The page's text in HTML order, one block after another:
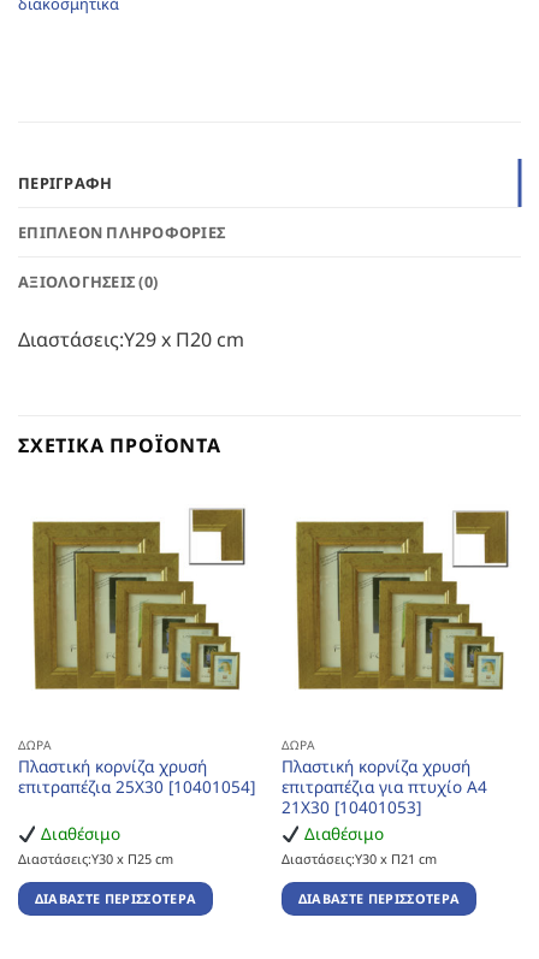
ΠΕΡΙΓΡΑΦΉ
ΕΠΙΠΛΈΟΝ ΠΛΗΡΟΦΟΡΊΕΣ
ΑΞΙΟΛΟΓΉΣΕΙΣ (0)
Διαστάσεις:Υ29 x Π20 cm
ΣΧΕΤΙΚΆ ΠΡΟΪΌΝΤΑ
ΔΏΡΑ
Πλαστική κορνίζα χρυσή
επιτραπέζια 25Χ30 [10401054]
Διαθέσιμο
Διαστάσεις:Υ30 x Π25 cm
ΔΙΑΒΆΣΤΕ ΠΕΡΙΣΣΌΤΕΡΑ
ΔΏΡΑ
Πλαστική κορνίζα χρυσή
επιτραπέζια για πτυχίο Α4
21Χ30 [10401053]
Διαθέσιμο
Διαστάσεις:Υ30 x Π21 cm
ΔΙΑΒΆΣΤΕ ΠΕΡΙΣΣΌΤΕΡΑ